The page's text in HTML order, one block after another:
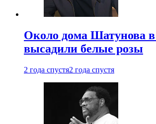
Около дома Шатунова
высадили белые розы
2 года спустя2 года спустя